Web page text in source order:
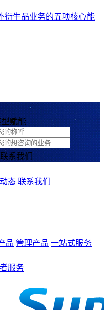
衍生品业务的五项核心能
赋能
系我们
态 联系我们
品 管理产品 一站式服务
服务